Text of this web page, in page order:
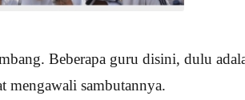
Beberapa guru disini, dulu
mengawali sambutannya.